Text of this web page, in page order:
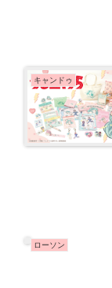
キャンドゥ
ローソン